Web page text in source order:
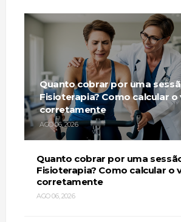
Quanto cobrar por uma
Fisioterapia? Como calcular o
corretamente
AGO 06, 2026
Quanto cobrar por uma
Fisioterapia? Como calcular o
corretamente
AGO 06, 2026